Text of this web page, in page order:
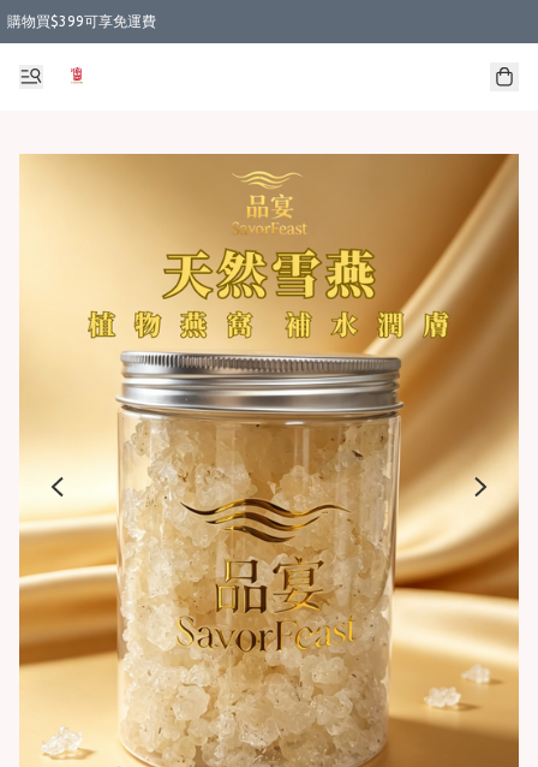
購物買$399可享免運費